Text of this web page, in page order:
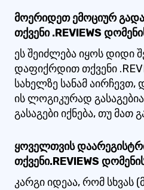
მოერიდეთ ემოციურ
თქვენი .REVIEWS
ეს შეიძლება იყოს დიდი
დაფიქრდით თქვენი
სახელზე სანამ
ის ლოგიკურად
გასაგები იქნება, თუ მათ
ყოველთვის
თქვენი.REVIEWS
კარგი იდეაა, რომ სხვას